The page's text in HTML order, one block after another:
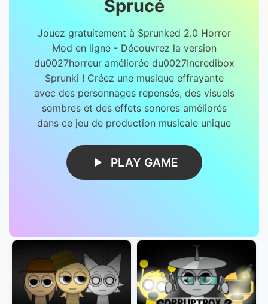
Sprucé
Jouez gratuitement à Sprunked 2.0 Horror
Mod en ligne - Découvrez la version
du0027horreur améliorée du0027Incredibox
Sprunki ! Créez une musique effrayante
avec des personnages repensés, des visuels
sombres et des effets sonores améliorés
dans ce jeu de production musicale unique
PLAY GAME